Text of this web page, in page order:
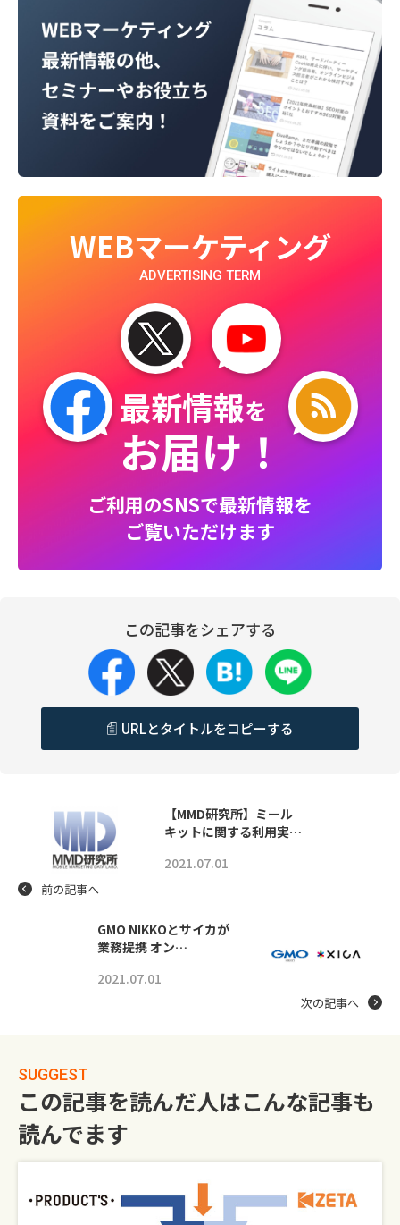
WEBマーケティング
ADVERTISING TERM
最新情報を
お届け！
ご利用のSNSで最新情報を
ご覧いただけます
この記事をシェアする
URLとタイトルをコピーする
【MMD研究所】ミール
キットに関する利用実…
2021.07.01
前の記事へ
GMO NIKKOとサイカが
業務提携 オン…
2021.07.01
次の記事へ
SUGGEST
この記事を読んだ人はこんな記事も
読んでます